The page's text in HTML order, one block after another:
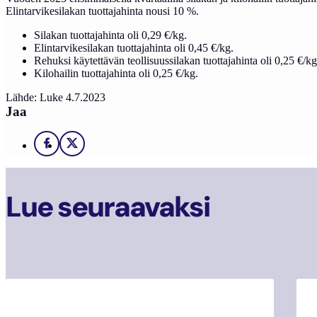
Elintarvikesilakan tuottajahinta nousi 10 %.
Silakan tuottajahinta oli 0,29 €/kg.
Elintarvikesilakan tuottajahinta oli 0,45 €/kg.
Rehuksi käytettävän teollisuussilakan tuottajahinta oli 0,25 €/
Kilohailin tuottajahinta oli 0,25 €/kg.
Lähde: Luke 4.7.2023
Jaa
Facebook
X
Lue seuraavaksi